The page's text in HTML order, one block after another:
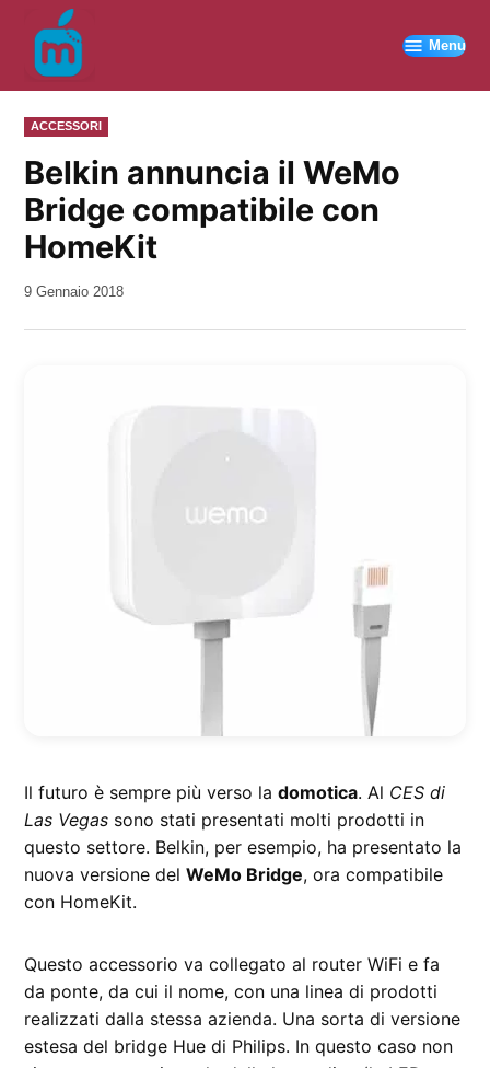
contenuto
Menu
PUBBLICATO
IN
ACCESSORI
Belkin annuncia il WeMo
Bridge compatibile con
HomeKit
da
9 Gennaio 2018
Il futuro è sempre più verso ladomotica. Al CES di
Las Vegas sono stati presentati molti prodotti in
questo settore. Belkin, per esempio, ha presentato la
nuova versione delWeMo Bridge, ora compatibile
con HomeKit.
Questo accessorio va collegato al router WiFi e fa
da ponte, da cui il nome, con una linea di prodotti
realizzati dalla stessa azienda. Una sorta di versione
estesa del bridge Hue di Philips. In questo caso non